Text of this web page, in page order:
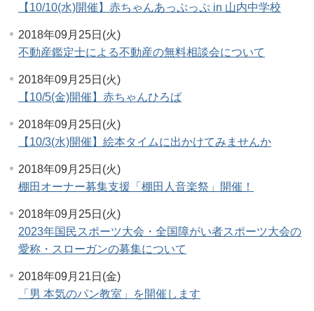
【10/10(水)開催】赤ちゃんあっぷっぷ in 山内中学校
2018年09月25日(火)
不動産鑑定士による不動産の無料相談会について
2018年09月25日(火)
【10/5(金)開催】赤ちゃんひろば
2018年09月25日(火)
【10/3(水)開催】絵本タイムに出かけてみませんか
2018年09月25日(火)
棚田オーナー募集支援「棚田人音楽祭」開催！
2018年09月25日(火)
2023年国民スポーツ大会・全国障がい者スポーツ大会の
愛称・スローガンの募集について
2018年09月21日(金)
「男 本気のパン教室」を開催します